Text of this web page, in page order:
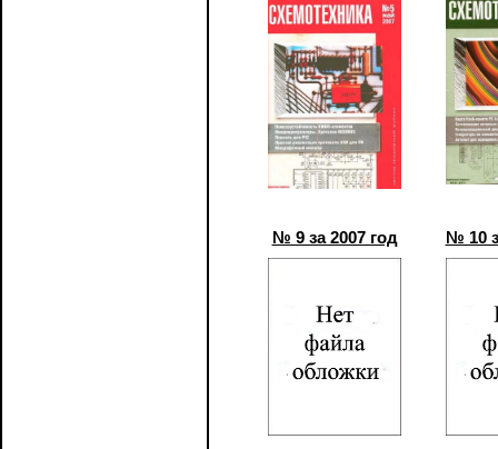
№ 9 за 2007 год № 10